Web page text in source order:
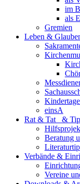
im
als
Gremien
Leben &
einsA
Rat & Tat &
Beratung
Verbände &
Vereine